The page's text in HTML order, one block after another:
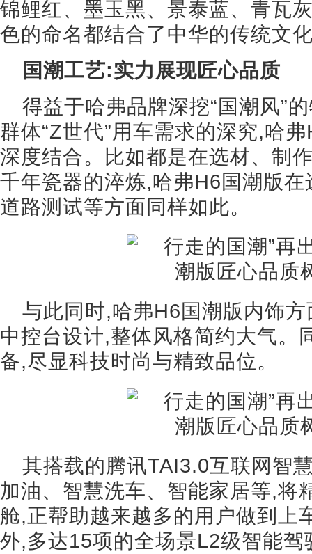
锦鲤红、墨玉黑、景泰蓝、青瓦
色的命名都结合了中华的传统文
国潮工艺:实力展现匠心品质
得益于哈弗品牌深挖“国潮风”
群体“Z世代”用车需求的深究,哈
深度结合。比如都是在选材、制
千年瓷器的淬炼,哈弗H6国潮版
道路测试等方面同样如此。
与此同时,哈弗H6国潮版内饰
中控台设计,整体风格简约大气。
备,尽显科技时尚与精致品位。
其搭载的腾讯TAI3.0互联网智
加油、智慧洗车、智能家居等,将
舱,正帮助越来越多的用户做到上
外,多达15项的全场景L2级智能